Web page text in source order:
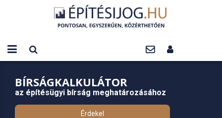
BÍRSÁGKALKULÁTOR
az építésügyi bírság meghatározásához
Érdekel